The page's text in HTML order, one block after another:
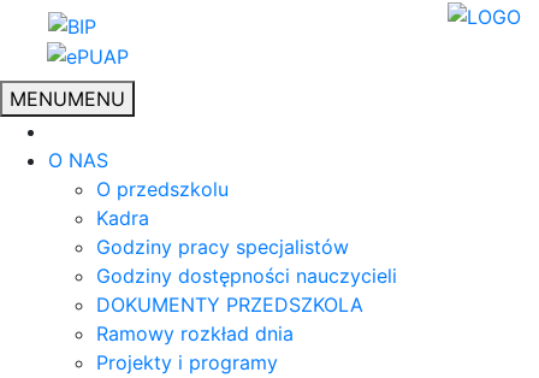
MENUMENU
O NAS
O przedszkolu
Kadra
Godziny pracy specjalistów
Godziny dostępności nauczycieli
DOKUMENTY PRZEDSZKOLA
Ramowy rozkład dnia
Projekty i programy